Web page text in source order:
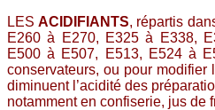
LESACIDIFIANTS, répartis
E260 à E270, E325 à E338,
E500 à E507, E513, E524 à
conservateurs, ou pour modifier
diminuent l’acidité des
notamment en confiserie, jus de